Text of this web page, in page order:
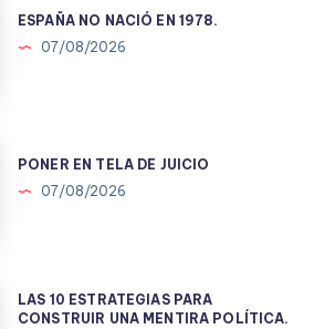
ESPAÑA NO NACIÓ EN 1978.
07/08/2026
PONER EN TELA DE JUICIO
07/08/2026
LAS 10 ESTRATEGIAS PARA
CONSTRUIR UNA MENTIRA POLÍTICA.